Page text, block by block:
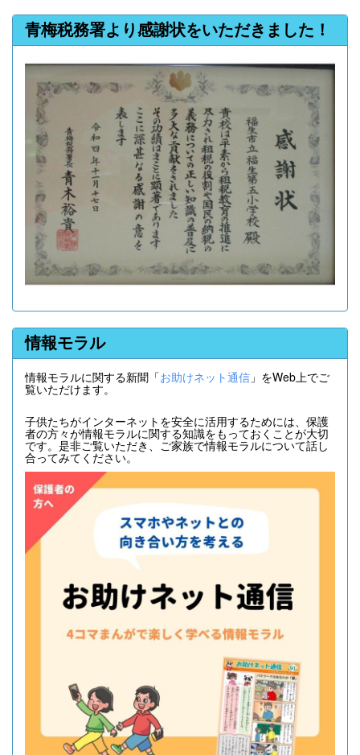
青梅税務署より感謝状をいただきました！
情報モラル
情報モラルに関する新聞「お助けネット通信 」をWeb上でご
覧いただけます。
子供たちがインターネットを安全に活用するためには、保護
者の方々が情報モラルに関する知識をもっておくことが大切
です。是非ご覧いただき、ご家族で情報モラルについて話し
合ってみてください。